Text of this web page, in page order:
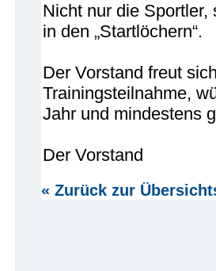
Nicht nur die
in den „Startlöchern“.
Der Vorstand freut
Trainingsteilnahme,
Jahr und mindestens
Der Vorstand
« Zurück zur